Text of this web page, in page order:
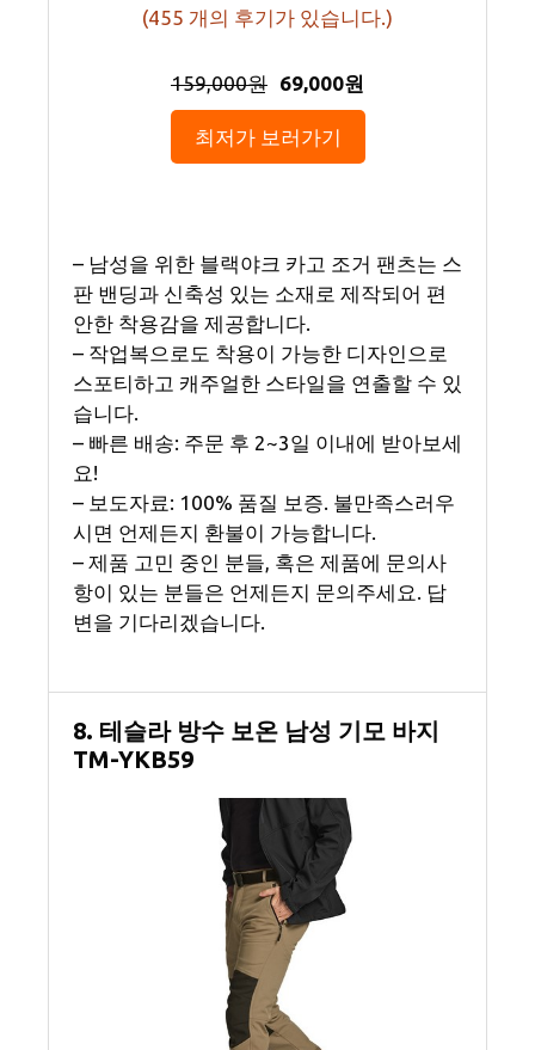
(455 개의 후기가 있습니다.)
159,000원 69,000원
최저가 보러가기
– 남성을 위한 블랙야크 카고 조거 팬츠는 스
판 밴딩과 신축성 있는 소재로 제작되어 편
안한 착용감을 제공합니다.
– 작업복으로도 착용이 가능한 디자인으로
스포티하고 캐주얼한 스타일을 연출할 수 있
습니다.
– 빠른 배송: 주문 후 2~3일 이내에 받아보세
요!
– 보도자료: 100% 품질 보증. 불만족스러우
시면 언제든지 환불이 가능합니다.
– 제품 고민 중인 분들, 혹은 제품에 문의사
항이 있는 분들은 언제든지 문의주세요. 답
변을 기다리겠습니다.
8. 테슬라 방수 보온 남성 기모 바지
TM-YKB59